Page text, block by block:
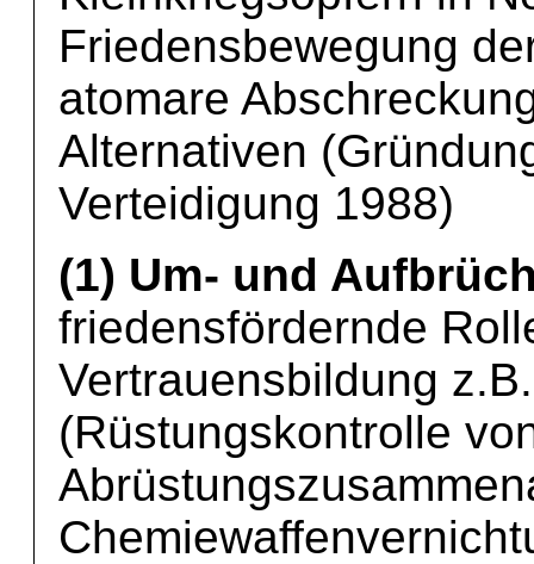
Friedensbewegung
atomare
Alternativen
Verteidigung 1988)
(1) Um- und
friedensfördernde
Vertrauensbildung
(Rüstungskontrolle